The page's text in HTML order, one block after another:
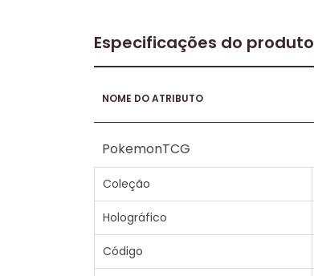
Especificações do produto
NOME DO ATRIBUTO
PokemonTCG
Coleção
Holográfico
Código